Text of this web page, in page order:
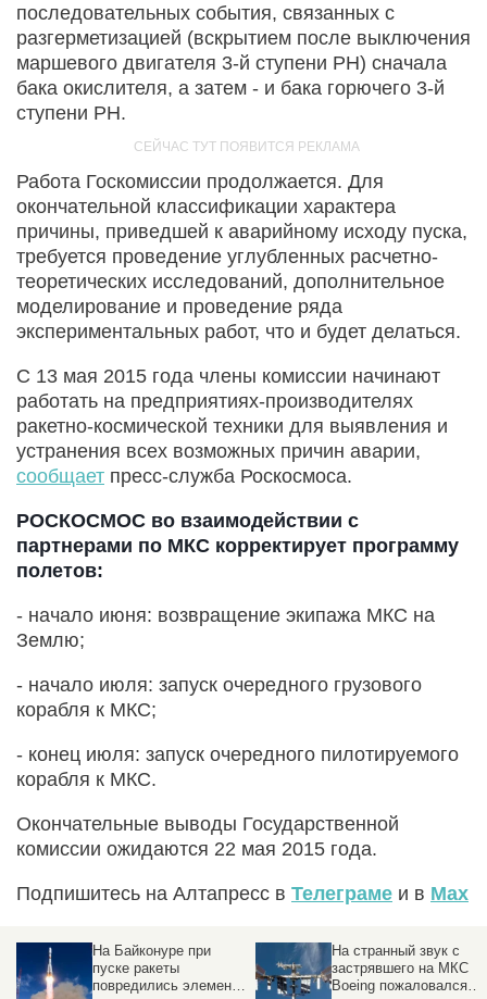
последовательных события, связанных с
разгерметизацией (вскрытием после выключения
маршевого двигателя 3-й ступени РН) сначала
бака окислителя, а затем - и бака горючего 3-й
ступени РН.
Работа Госкомиссии продолжается. Для
окончательной классификации характера
причины, приведшей к аварийному исходу пуска,
требуется проведение углубленных расчетно-
теоретических исследований, дополнительное
моделирование и проведение ряда
экспериментальных работ, что и будет делаться.
С 13 мая 2015 года члены комиссии начинают
работать на предприятиях-производителях
ракетно-космической техники для выявления и
устранения всех возможных причин аварии,
сообщает пресс-служба Роскосмоса.
РОСКОСМОС во взаимодействии с
партнерами по МКС корректирует программу
полетов:
- начало июня: возвращение экипажа МКС на
Землю;
- начало июля: запуск очередного грузового
корабля к МКС;
- конец июля: запуск очередного пилотируемого
корабля к МКС.
Окончательные выводы Государственной
комиссии ожидаются 22 мая 2015 года.
Подпишитесь на Алтапресс в Телеграме и в Max
На Байконуре при
пуске ракеты
повредились элементы
На странный звук с
застрявшего на МКС
Boeing пожаловался